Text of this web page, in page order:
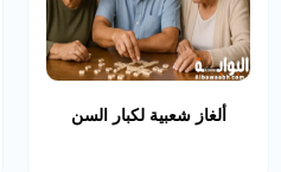
ألغاز شعبية لكبار السن